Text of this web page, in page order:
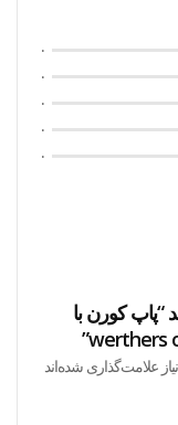
۰
۰
۰
۰
۰
“پاپ کورن با
علامت‌گذاری شده‌اند